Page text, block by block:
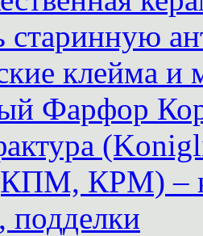
старинную
клейма и
Фарфор
КРМ) –
подделки